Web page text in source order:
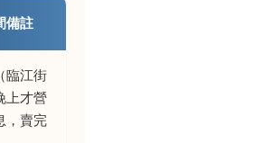
備註
臨江街
上才營
，賣完